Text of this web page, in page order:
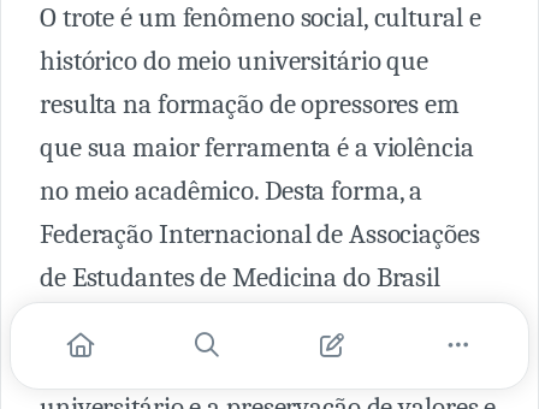
O trote é um fenômeno social, cultural e
histórico do meio universitário que
resulta na formação de opressores em
que sua maior ferramenta é a violência
no meio acadêmico. Desta forma, a
Federação Internacional de Associações
de Estudantes de Medicina do Brasil
direitos humanos no ambiente